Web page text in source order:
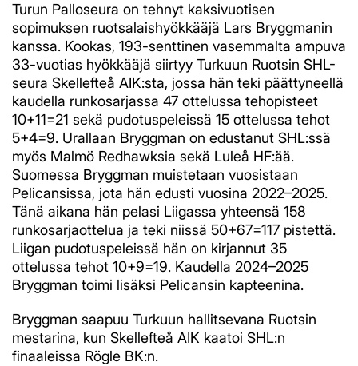
Turun Palloseura on tehnyt kaksivuotisen
sopimuksen ruotsalaishyökkääjä Lars Bryggmanin
kanssa. Kookas, 193-senttinen vasemmalta ampuva
33-vuotias hyökkääjä siirtyy Turkuun Ruotsin SHL-
seura Skellefteå AIK:sta, jossa hän teki päättyneellä
kaudella runkosarjassa 47 ottelussa tehopisteet
10+11=21 sekä pudotuspeleissä 15 ottelussa tehot
5+4=9. Urallaan Bryggman on edustanut SHL:ssä
myös Malmö Redhawksia sekä Luleå HF:ää.
Suomessa Bryggman muistetaan vuosistaan
Pelicansissa, jota hän edusti vuosina 2022–2025.
Tänä aikana hän pelasi Liigassa yhteensä 158
runkosarjaottelua ja teki niissä 50+67=117 pistettä.
Liigan pudotuspeleissä hän on kirjannut 35
ottelussa tehot 10+9=19. Kaudella 2024–2025
Bryggman toimi lisäksi Pelicansin kapteenina.
Bryggman saapuu Turkuun hallitsevana Ruotsin
mestarina, kun Skellefteå AIK kaatoi SHL:n
finaaleissa Rögle BK:n.